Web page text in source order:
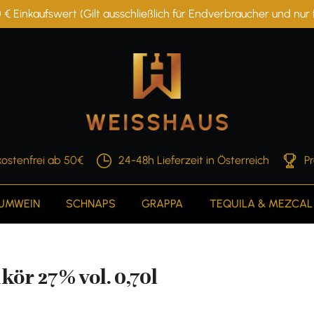
Einkaufswert (Gilt ausschließlich für Endverbraucher und
ab 50€ 24-48h Lieferzeit in Österreich
SCHNAPS GRAPPA TEQUILA & MEZCAL
27% vol. 0,70l